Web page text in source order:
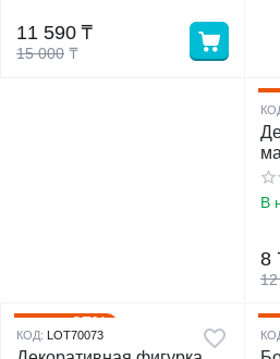
15 000 ₸
11 590 ₸
В
8
37%
КОД: LOT70073